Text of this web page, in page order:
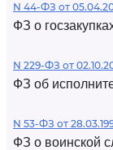
N 44-ФЗ от
ФЗ о
N 229-ФЗ от
ФЗ об
N 53-ФЗ от
ФЗ о воинской